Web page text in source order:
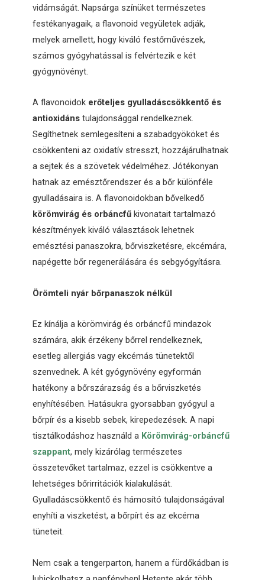
vidámságát. Napsárga színüket természetes
festékanyagaik, a flavonoid vegyületek adják,
melyek amellett, hogy kiváló festőművészek,
számos gyógyhatással is felvértezik e két
gyógynövényt.
A flavonoidok erőteljes gyulladáscsökkentő és
antioxidáns tulajdonsággal rendelkeznek.
Segíthetnek semlegesíteni a szabadgyököket és
csökkenteni az oxidatív stresszt, hozzájárulhatnak
a sejtek és a szövetek védelméhez. Jótékonyan
hatnak az emésztőrendszer és a bőr különféle
gyulladásaira is. A flavonoidokban bővelkedő
körömvirág és orbáncfű kivonatait tartalmazó
készítmények kiváló választások lehetnek
emésztési panaszokra, bőrviszketésre, ekcémára,
napégette bőr regenerálására és sebgyógyításra.
Örömteli nyár bőrpanaszok nélkül
Ez kínálja a körömvirág és orbáncfű mindazok
számára, akik érzékeny bőrrel rendelkeznek,
esetleg allergiás vagy ekcémás tünetektől
szenvednek. A két gyógynövény egyformán
hatékony a bőrszárazság és a bőrviszketés
enyhítésében. Hatásukra gyorsabban gyógyul a
bőrpír és a kisebb sebek, kirepedezések. A napi
tisztálkodáshoz használd a Körömvirág-orbáncfű
szappant, mely kizárólag természetes
összetevőket tartalmaz, ezzel is csökkentve a
lehetséges bőrirritációk kialakulását.
Gyulladáscsökkentő és hámosító tulajdonságával
enyhíti a viszketést, a bőrpírt és az ekcéma
tüneteit.
Nem csak a tengerparton, hanem a fürdőkádban is